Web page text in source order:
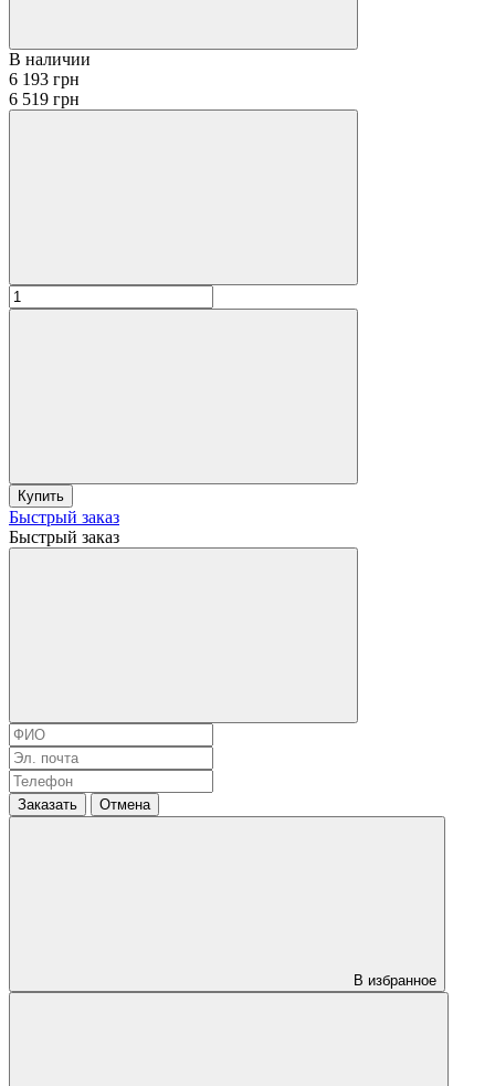
В наличии
6 193 грн
6 519 грн
Купить
Быстрый заказ
Быстрый заказ
Заказать Отмена
В избранное